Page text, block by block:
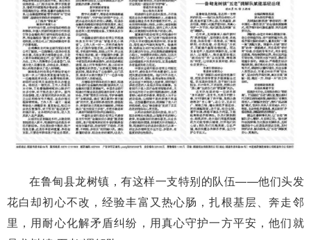
在鲁甸县龙树镇，有这样一支特别的队伍——他们头发
花白却初心不改，经验丰富又热心肠，扎根基层、奔走邻
里，用耐心化解矛盾纠纷，用真心守护一方平安，他们就